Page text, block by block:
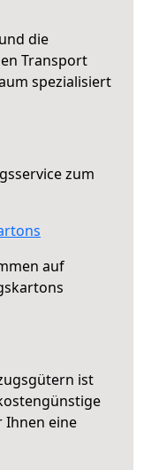
die
Transport
spezialisiert
zum
auf
ist
Ihnen eine